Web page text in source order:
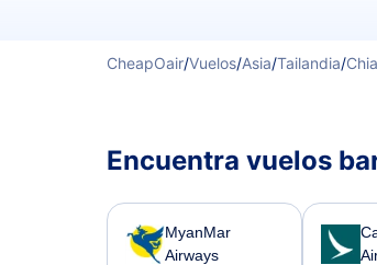
CheapOair/Vuelos/Asia/Tailandia/
Encuentra vuelos
MyanMar
Airways